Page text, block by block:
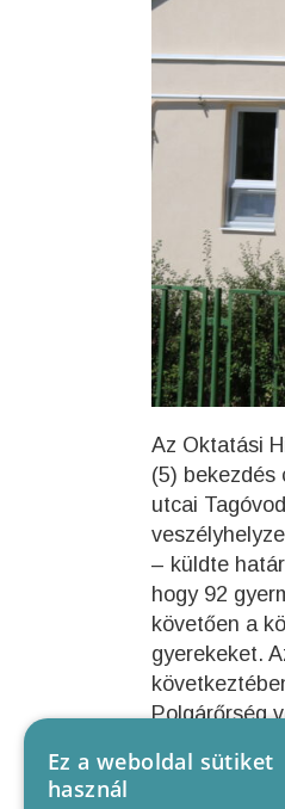
Az Oktatási
(5) bekezdés
utcai
– küldte
hogy 92
követően a
gyerekeket.
Polgárőrség
Ez a weboldal sütiket
használ